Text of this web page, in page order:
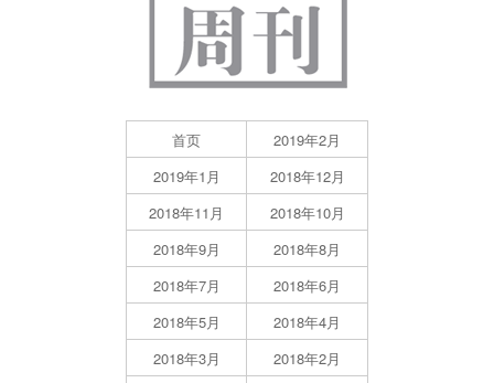
首页
2019年2月
2019年1月
2018年12月
2018年11月
2018年10月
2018年9月
2018年8月
2018年7月
2018年6月
2018年5月
2018年4月
2018年3月
2018年2月